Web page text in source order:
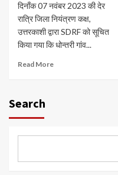
दिनाँक 07 नवंबर 2023 की देर
रात्रि जिला नियंत्रण कक्ष,
उत्तरकाशी द्वारा SDRF को सूचित
किया गया कि धोन्तरी गांव...
Read More
Search